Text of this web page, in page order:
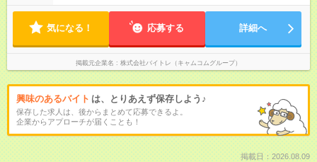
気になる！ 応募する 詳細へ
掲載元企業名 株式会社バイトレ（キャムコムグループ）
興味のあるバイト は、とりあえず保存しよう♪
保存した求人は、後からまとめて応募できるよ。
企業からアプローチが届くことも！
掲載日：2026.08.09